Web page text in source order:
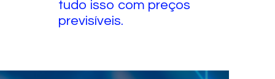
tudo isso com preços
previsíveis.